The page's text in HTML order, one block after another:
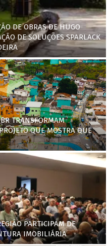
DE OBRAS DE HUGO
DE SOLUÇÕES SPARLACK
TRANSFORMAM
QUE MOSTRA QUE
PARTICIPAM DE
IMOBILIÁRIA